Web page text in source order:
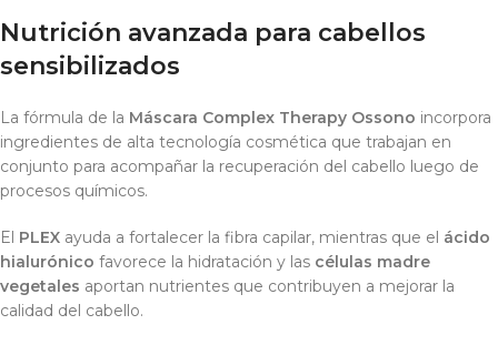
Nutrición avanzada para cabellos
sensibilizados
La fórmula de la Máscara Complex Therapy Ossono incorpora
ingredientes de alta tecnología cosmética que trabajan en
conjunto para acompañar la recuperación del cabello luego de
procesos químicos.
El PLEX ayuda a fortalecer la fibra capilar, mientras que el ácido
hialurónico favorece la hidratación y las células madre
vegetales aportan nutrientes que contribuyen a mejorar la
calidad del cabello.